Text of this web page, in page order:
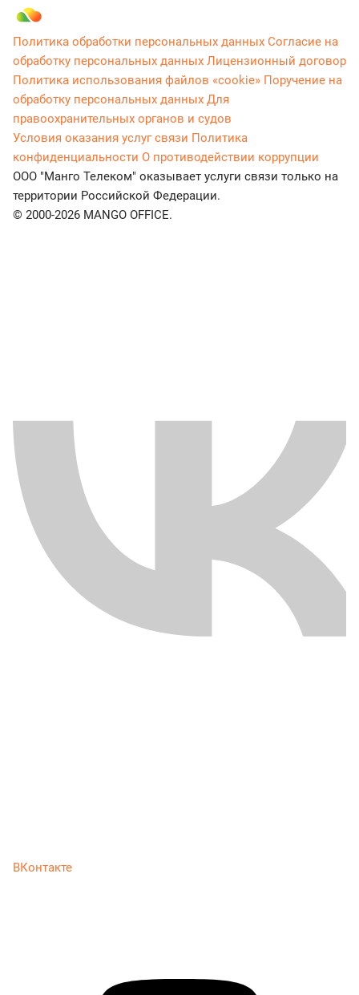
Политика обработки персональных данных Согласие на
обработку персональных данных Лицензионный договор
Политика использования файлов «cookie» Поручение на
обработку персональных данных Для
правоохранительных органов и судов
Условия оказания услуг связи Политика
конфиденциальности О противодействии коррупции
ООО "Манго Телеком" оказывает услуги связи только на
территории Российской Федерации.
© 2000-2026 MANGO OFFICE.
ВКонтакте